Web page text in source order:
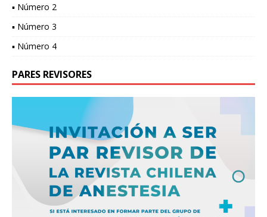
▪ Número 2
▪ Número 3
▪ Número 4
PARES REVISORES